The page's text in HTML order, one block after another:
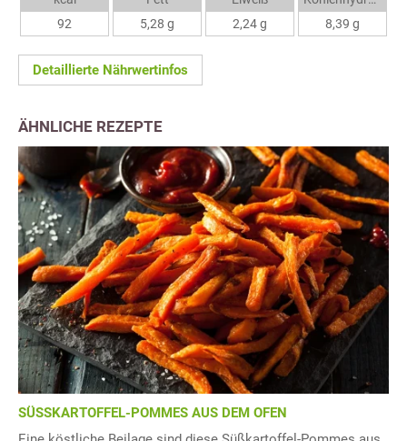
92
5,28 g
2,24 g
8,39 g
Detaillierte Nährwertinfos
ÄHNLICHE REZEPTE
SÜSSKARTOFFEL-POMMES AUS DEM OFEN